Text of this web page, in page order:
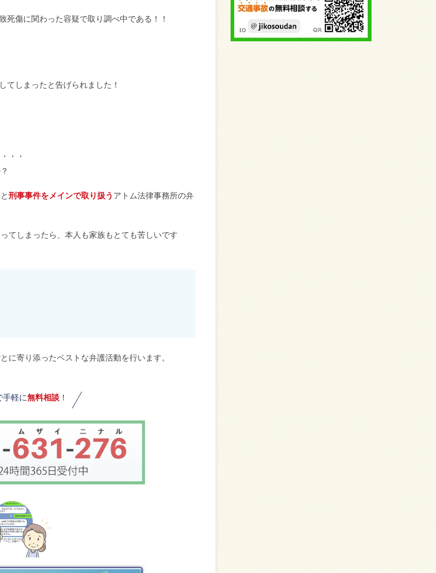
死傷に関わった容疑で取り調べ中である！！
てしまったと告げられました！
・・
刑事事件をメインで取り扱う アトム法律事務所の弁
てしまったら、本人も家族もとても苦しいです
に寄り添ったベストな弁護活動を行います。
手軽に無料相談 ！